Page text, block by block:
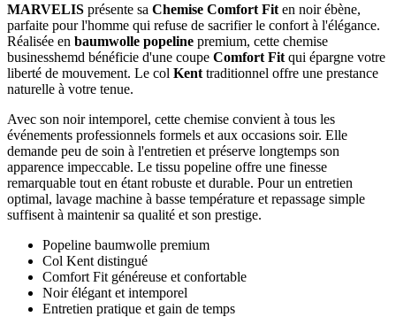
MARVELIS présente sa Chemise Comfort Fit en noir ébène,
parfaite pour l'homme qui refuse de sacrifier le confort à l'élégance.
Réalisée en baumwolle popeline premium, cette chemise
businesshemd bénéficie d'une coupe Comfort Fit qui épargne votre
liberté de mouvement. Le col Kent traditionnel offre une prestance
naturelle à votre tenue.
Avec son noir intemporel, cette chemise convient à tous les
événements professionnels formels et aux occasions soir. Elle
demande peu de soin à l'entretien et préserve longtemps son
apparence impeccable. Le tissu popeline offre une finesse
remarquable tout en étant robuste et durable. Pour un entretien
optimal, lavage machine à basse température et repassage simple
suffisent à maintenir sa qualité et son prestige.
Popeline baumwolle premium
Col Kent distingué
Comfort Fit généreuse et confortable
Noir élégant et intemporel
Entretien pratique et gain de temps